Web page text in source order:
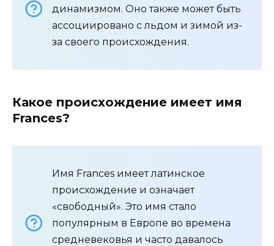
динамизмом. Оно также может быть
ассоциировано с льдом и зимой из-
за своего происхождения.
Какое происхождение имеет имя
Frances?
Имя Frances имеет латинское
происхождение и означает
«свободный». Это имя стало
популярным в Европе во времена
средневековья и часто давалось